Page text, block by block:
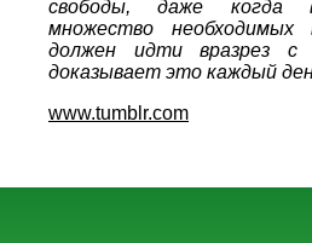
свободы, даже когда
множество
должен идти вразрез с
доказывает это каждый
www.tumblr.com